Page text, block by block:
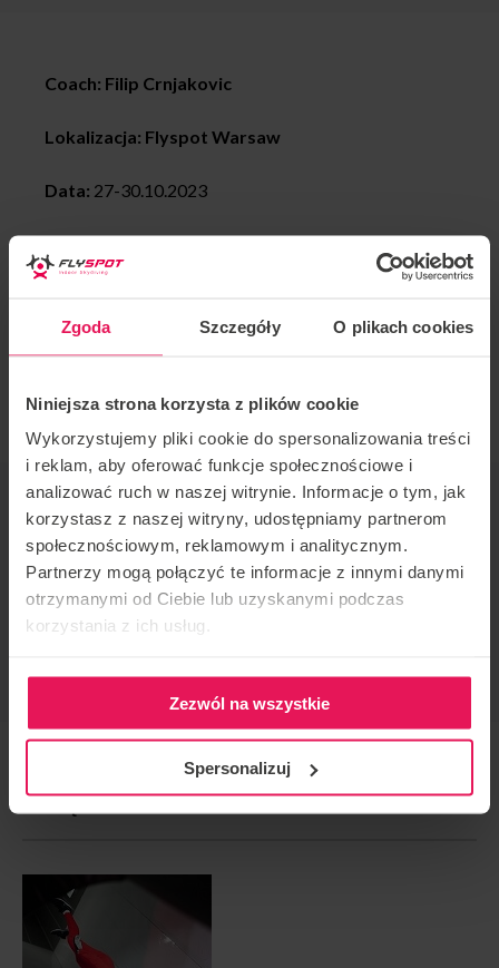
Zgoda Szczegóły O plikach cookies
Niniejsza strona korzysta z plików cookie
Wykorzystujemy pliki cookie do spersonalizowania treści
i reklam, aby oferować funkcje społecznościowe i
analizować ruch w naszej witrynie. Informacje o tym, jak
korzystasz z naszej witryny, udostępniamy partnerom
społecznościowym, reklamowym i analitycznym.
Partnerzy mogą połączyć te informacje z innymi danymi
otrzymanymi od Ciebie lub uzyskanymi podczas
korzystania z ich usług.
Zezwól na wszystkie
Spersonalizuj
Coach: Filip Crnjakovic
Lokalizacja: Flyspot Warsaw
Data: 27-30.10.2023
Wielokrotny mistrz w lataniu dynamicznym Filip
Crnjakovic znów w Warszawie!
Zapraszamy Pro na każdym etapie zaawansowania.
Jeśli chcesz dołączyć do tego campu lub masz jakieś
ORGANIZATOR IMPREZY
Flyspot
KONTAKT W SPRAWIE IMPREZY
camps@flyspot.com
NASTĘPNE WYDARZENIE